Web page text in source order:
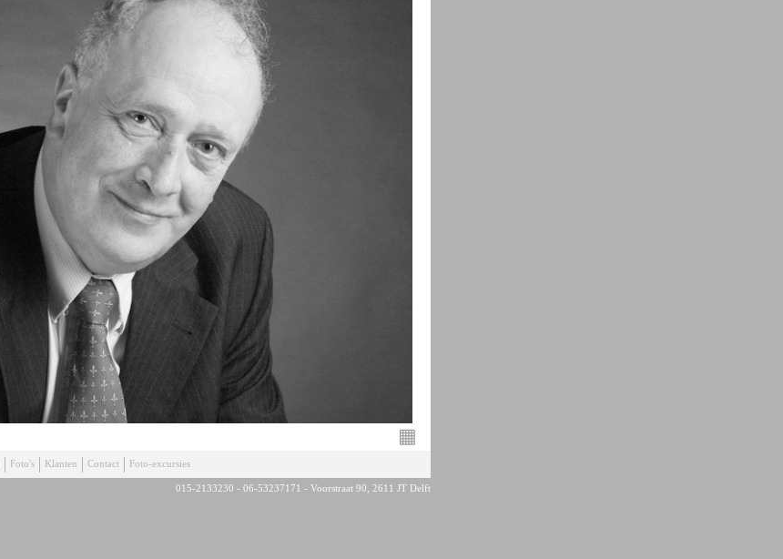
Foto's Klanten Contact Foto-excursies
▦
015-2133230 - 06-53237171 - Voorstraat 90, 2611 JT Delft